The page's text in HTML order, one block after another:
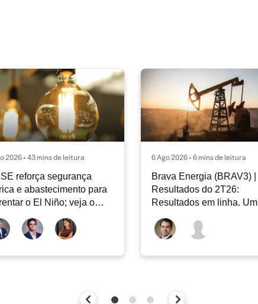
2026 • 43 mins de leitura
reforça segurança
e abastecimento para
o El Niño; veja o
Energia XP | Agosto
6 Ago 2026 • 6 mins de leitura
Brava Energia (BRAV3) |
Resultados do 2T26:
Resultados em linha. Um
novo capítulo à frente